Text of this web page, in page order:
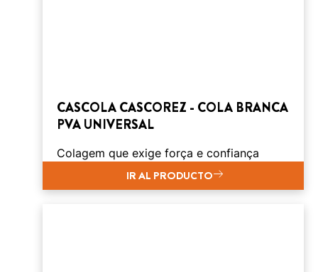
CASCOLA CASCOREZ - COLA BRANCA
PVA UNIVERSAL
Colagem que exige força e confiança
IR AL PRODUCTO